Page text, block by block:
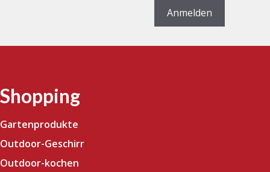
Anmelden
Shopping
Gartenprodukte
Outdoor-Geschirr
Outdoor-kochen